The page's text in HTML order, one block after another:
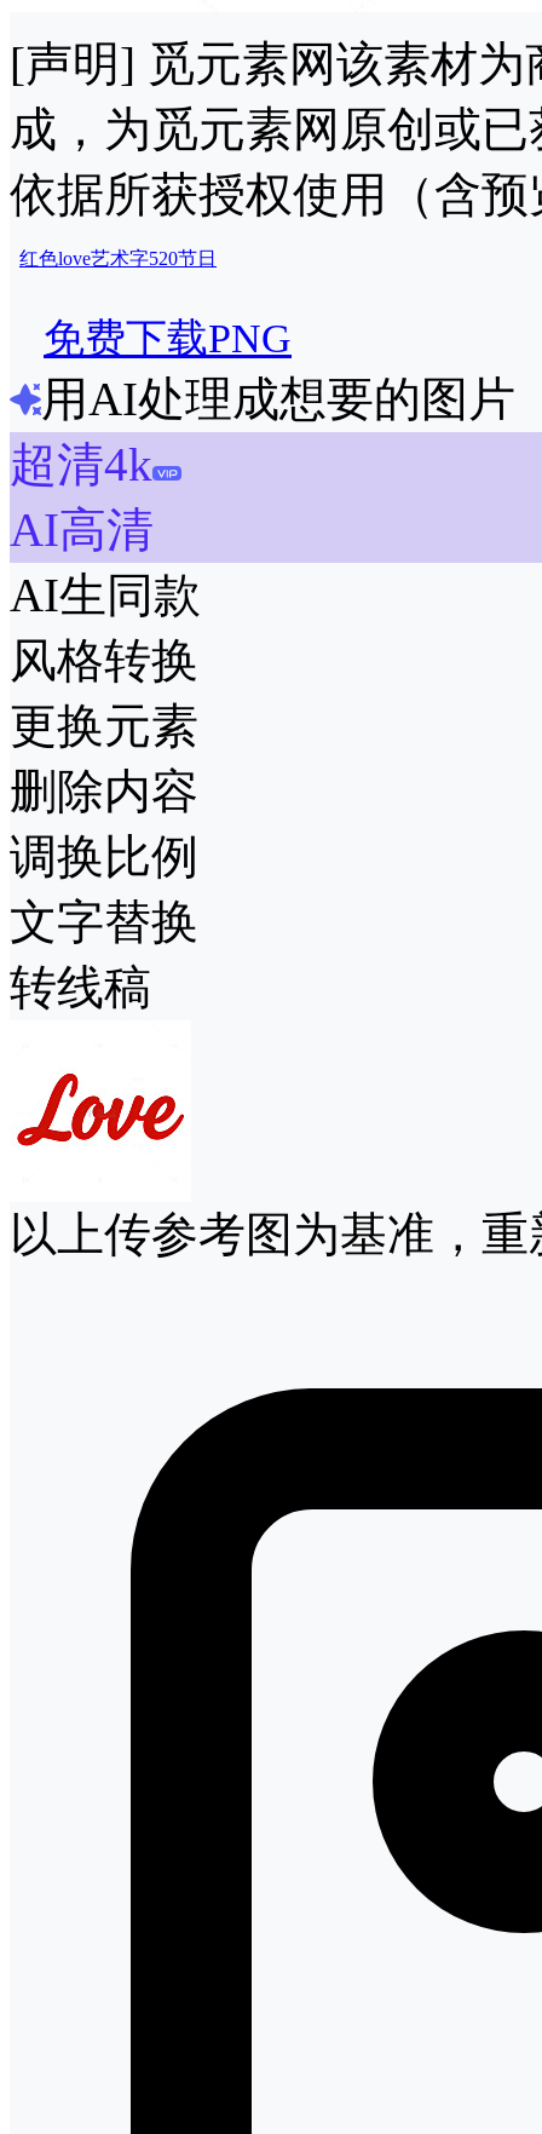
[声明] 觅元素网该素材
成，为觅元素网原创或
依据所获授权使用（含
红色love艺术字520节日
免费下载PNG
用AI处理成想要的图片
超清4k
AI高清
AI生同款
风格转换
更换元素
删除内容
调换比例
文字替换
转线稿
以上传参考图为基准，